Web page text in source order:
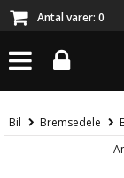
Antal varer: 0
Bil Bremsedele